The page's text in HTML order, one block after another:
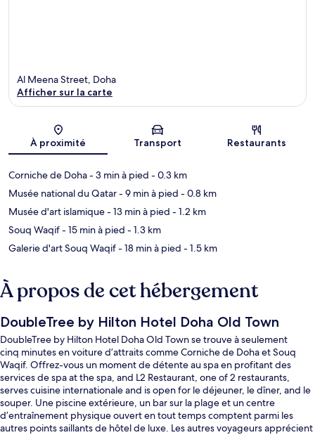
Carte
Al Meena Street, Doha
Afficher sur la carte
À proximité Transport Restaurants
Corniche de Doha- 3 min à pied - 0.3 km
Musée national du Qatar- 9 min à pied - 0.8 km
Musée d'art islamique- 13 min à pied - 1.2 km
Souq Waqif- 15 min à pied - 1.3 km
Galerie d'art Souq Waqif- 18 min à pied - 1.5 km
À propos de cet hébergement
DoubleTree by Hilton Hotel Doha Old Town
DoubleTree by Hilton Hotel Doha Old Town se trouve à seulement
cinq minutes en voiture d’attraits comme Corniche de Doha et Souq
Waqif. Offrez-vous un moment de détente au spa en profitant des
services de spa at the spa, and L2 Restaurant, one of 2 restaurants,
serves cuisine internationale and is open for le déjeuner, le dîner, and le
souper. Une piscine extérieure, un bar sur la plage et un centre
d’entraînement physique ouvert en tout temps comptent parmi les
autres points saillants de hôtel de luxe. Les autres voyageurs apprécient